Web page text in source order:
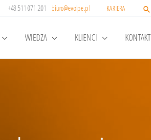
+48 511 071 201 biuro@evolpe.pl KARIERA
WIEDZA KLIENCI KONTAKT